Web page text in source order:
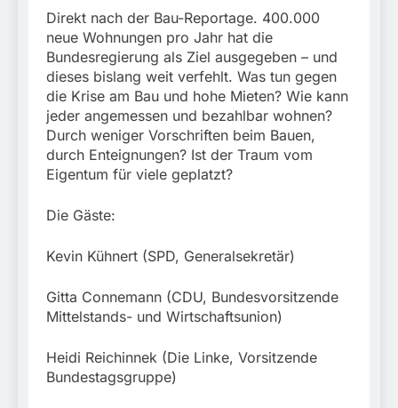
Finanzkontrolle
Schwarzarbeit führen zu
rechtskräftiger
Verurteilung wegen
Betrugs
gesuchtes Mitglied einer
kriminellen Vereinigung
geht ins Netz –
Bundespolizei vollstreckt
europäischen
Auslieferungshaftbefehl
6. August 2026
Bundespolizeidirektion
München: Update zu den
Einsatzmaßnahmen der
Bundespolizei in
Saarbrücken
5. August 2026
Bundespolizeidirektion
München:
Beinahekollision an
Bahnübergang in Aubing
/ Bundespolizei ermittelt
wegen gefährlichen
5. August 2026
Direkt nach der Bau-Reportage. 400.000
neue Wohnungen pro Jahr hat die
Bundesregierung als Ziel ausgegeben – und
dieses bislang weit verfehlt. Was tun gegen
die Krise am Bau und hohe Mieten? Wie kann
jeder angemessen und bezahlbar wohnen?
Durch weniger Vorschriften beim Bauen,
durch Enteignungen? Ist der Traum vom
Eigentum für viele geplatzt?
Die Gäste:
Kevin Kühnert (SPD, Generalsekretär)
Gitta Connemann (CDU, Bundesvorsitzende
Mittelstands- und Wirtschaftsunion)
Heidi Reichinnek (Die Linke, Vorsitzende
Bundestagsgruppe)